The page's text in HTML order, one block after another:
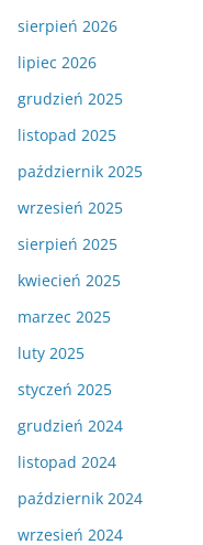
sierpień 2026
lipiec 2026
grudzień 2025
listopad 2025
październik 2025
wrzesień 2025
sierpień 2025
kwiecień 2025
marzec 2025
luty 2025
styczeń 2025
grudzień 2024
listopad 2024
październik 2024
wrzesień 2024